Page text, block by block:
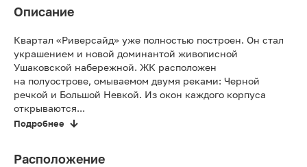
Описание
Квартал «Риверсайд» уже полностью построен. Он стал
украшением и новой доминантой живописной
Ушаковской набережной. ЖК расположен
на полуострове, омываемом двумя реками: Черной
речкой и Большой Невкой. Из окон каждого корпуса
открываются...
Подробнее
Расположение